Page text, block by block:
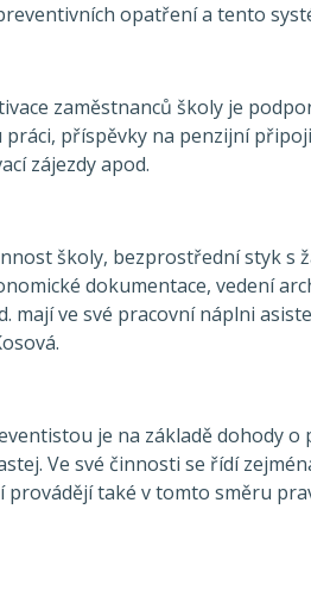
opatření a tento
zaměstnanců školy je
práci, příspěvky na penzijní
zájezdy apod.
školy, bezprostřední styk s
dokumentace, vedení
mají ve své pracovní náplni
je na základě dohody o
Ve své činnosti se řídí
provádějí také v tomto směru